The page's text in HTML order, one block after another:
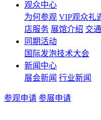
观众中心
为何参观 VIP观众礼
店服务 展馆介绍 交
同期活动
国际发泡技术大会
新闻中心
展会新闻 行业新闻
参观申请 参展申请